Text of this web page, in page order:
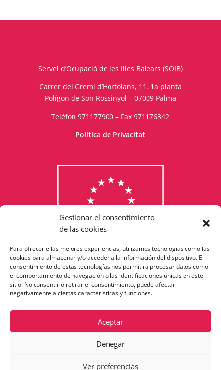
Gestionar el consentimiento
de las cookies
Para ofrecerle las mejores experiencias, utilizamos tecnologías como las
cookies para almacenar y/o acceder a la información del dispositivo. El
consentimiento de estas tecnologías nos permitirá procesar datos como
el comportamiento de navegación o las identificaciones únicas en este
sitio. No consentir o retirar el consentimiento, puede afectar
negativamente a ciertas características y funciones.
Aceptar
Denegar
Ver preferencias
Consulta els programes
finançats per la Unió Europea
Servei d’Ocupació de les Illes Balears (SOIB)
Carrer del Gremi d’Hortolans, 11, 1a planta
Polígon de Son Rossinyol – 07009 Palma
Telèfon 971177900 – Fax 971176342
Política de Privacitat